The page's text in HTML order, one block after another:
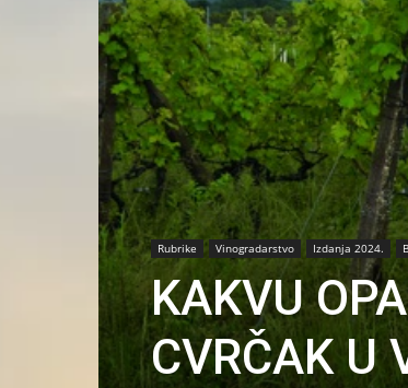
Rubrike Vinogradarstvo Izdanja 2024.
KAKVU
CVRČAK U